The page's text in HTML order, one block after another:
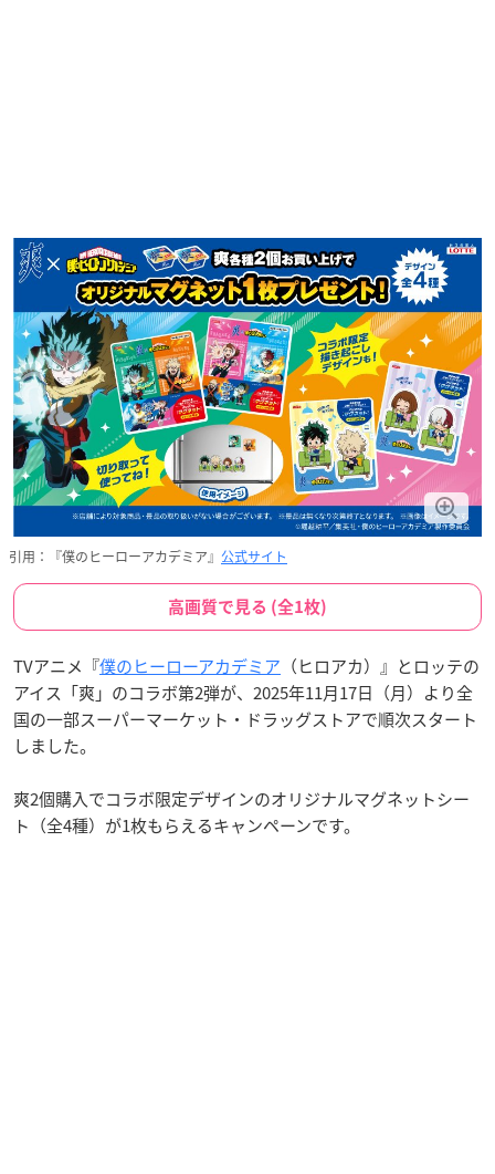
引用：『僕のヒーローアカデミア』 公式サイト
高画質で見る (全1枚)
TVアニメ『僕のヒーローアカデミア （ヒロアカ）』とロッテの
アイス「爽」のコラボ第2弾が、2025年11月17日（月）より全
国の一部スーパーマーケット・ドラッグストアで順次スタート
しました。
爽2個購入でコラボ限定デザインのオリジナルマグネットシー
ト（全4種）が1枚もらえるキャンペーンです。